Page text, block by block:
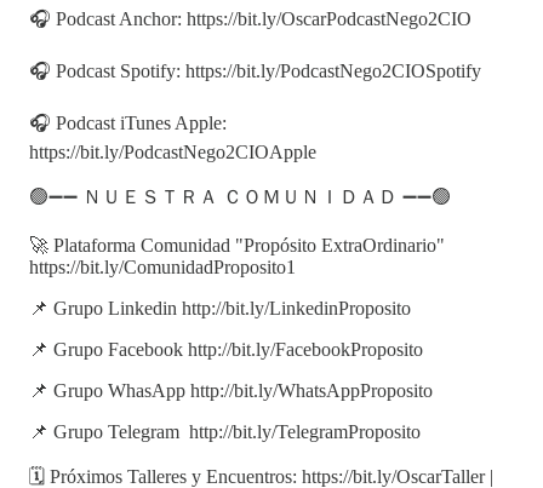
🎧 Podcast Anchor: https://bit.ly/OscarPodcastNego2CIO
🎧 Podcast Spotify: https://bit.ly/PodcastNego2CIOSpotify
🎧 Podcast iTunes Apple:
https://bit.ly/PodcastNego2CIOApple
🟢➖➖ ＮＵＥＳＴＲＡ ＣＯＭＵＮＩＤＡＤ ➖➖🟢
🚀 Plataforma Comunidad "Propósito ExtraOrdinario"
https://bit.ly/ComunidadProposito1
📌 Grupo Linkedin http://bit.ly/LinkedinProposito
📌 Grupo Facebook http://bit.ly/FacebookProposito
📌 Grupo WhasApp http://bit.ly/WhatsAppProposito
📌 Grupo Telegram http://bit.ly/TelegramProposito
🗓️ Próximos Talleres y Encuentros: https://bit.ly/OscarTaller |